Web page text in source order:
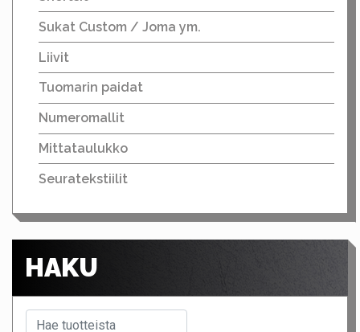
Sukat Custom / Joma ym.
Liivit
Tuomarin paidat
Numeromallit
Mittataulukko
Seuratekstiilit
HAKU